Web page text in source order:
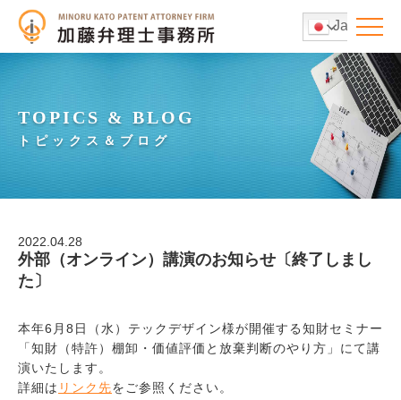
Japanese
TOPICS & BLOG
トピックス＆ブログ
2022.04.28
外部（オンライン）講演のお知らせ〔終了しまし
た〕
本年6月8日（水）テックデザイン様が開催する知財セミナー
「知財（特許）棚卸・価値評価と放棄判断のやり方」にて講
演いたします。
詳細は リンク先をご参照ください。